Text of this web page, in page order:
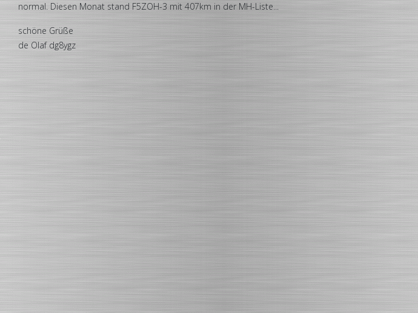
normal. Diesen Monat stand F5ZOH-3 mit 407km in der MH-Liste...
schöne Grüße
de Olaf dg8ygz